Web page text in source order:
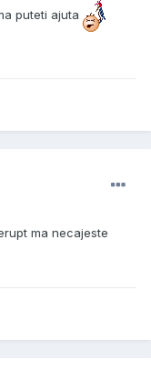
puteti ajuta
ma necajeste